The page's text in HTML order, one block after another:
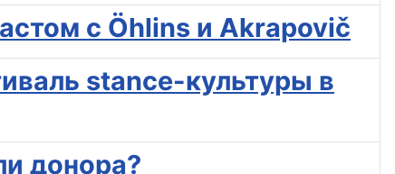
с Öhlins и Akrapovič
stance-культуры в
донора?